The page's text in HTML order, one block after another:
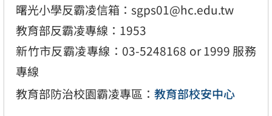
曙光小學反霸凌信箱：sgps01@hc.edu.tw
教育部反霸凌專線：1953
新竹市反霸凌專線：03-5248168 or 1999 服務
專線
教育部防治校園霸凌專區：教育部校安中心